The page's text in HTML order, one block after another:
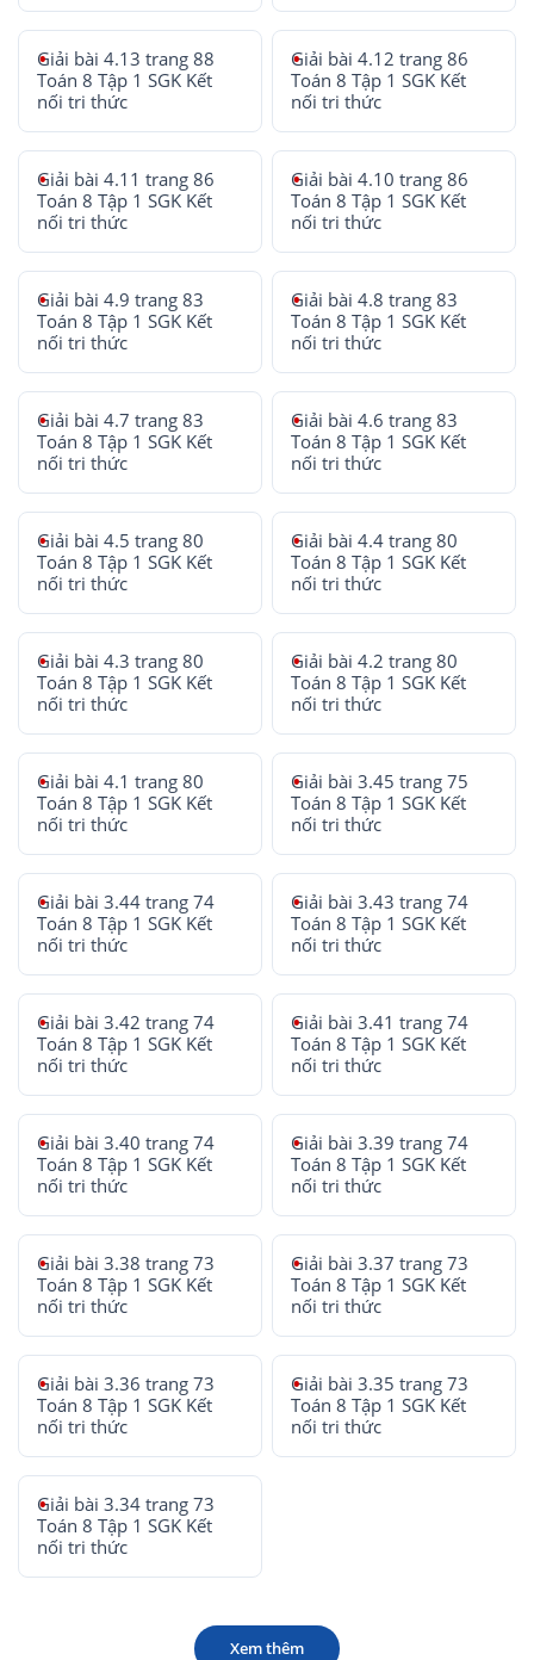
Giải bài 4.13 trang 88
Toán 8 Tập 1 SGK Kết
nối tri thức
Giải bài 4.12 trang 86
Toán 8 Tập 1 SGK Kết
nối tri thức
Giải bài 4.11 trang 86
Toán 8 Tập 1 SGK Kết
nối tri thức
Giải bài 4.10 trang 86
Toán 8 Tập 1 SGK Kết
nối tri thức
Giải bài 4.9 trang 83
Toán 8 Tập 1 SGK Kết
nối tri thức
Giải bài 4.8 trang 83
Toán 8 Tập 1 SGK Kết
nối tri thức
Giải bài 4.7 trang 83
Toán 8 Tập 1 SGK Kết
nối tri thức
Giải bài 4.6 trang 83
Toán 8 Tập 1 SGK Kết
nối tri thức
Giải bài 4.5 trang 80
Toán 8 Tập 1 SGK Kết
nối tri thức
Giải bài 4.4 trang 80
Toán 8 Tập 1 SGK Kết
nối tri thức
Giải bài 4.3 trang 80
Toán 8 Tập 1 SGK Kết
nối tri thức
Giải bài 4.2 trang 80
Toán 8 Tập 1 SGK Kết
nối tri thức
Giải bài 4.1 trang 80
Toán 8 Tập 1 SGK Kết
nối tri thức
Giải bài 3.45 trang 75
Toán 8 Tập 1 SGK Kết
nối tri thức
Giải bài 3.44 trang 74
Toán 8 Tập 1 SGK Kết
nối tri thức
Giải bài 3.43 trang 74
Toán 8 Tập 1 SGK Kết
nối tri thức
Giải bài 3.42 trang 74
Toán 8 Tập 1 SGK Kết
nối tri thức
Giải bài 3.41 trang 74
Toán 8 Tập 1 SGK Kết
nối tri thức
Giải bài 3.40 trang 74
Toán 8 Tập 1 SGK Kết
nối tri thức
Giải bài 3.39 trang 74
Toán 8 Tập 1 SGK Kết
nối tri thức
Giải bài 3.38 trang 73
Toán 8 Tập 1 SGK Kết
nối tri thức
Giải bài 3.37 trang 73
Toán 8 Tập 1 SGK Kết
nối tri thức
Giải bài 3.36 trang 73
Toán 8 Tập 1 SGK Kết
nối tri thức
Giải bài 3.35 trang 73
Toán 8 Tập 1 SGK Kết
nối tri thức
Giải bài 3.34 trang 73
Toán 8 Tập 1 SGK Kết
nối tri thức
Xem thêm